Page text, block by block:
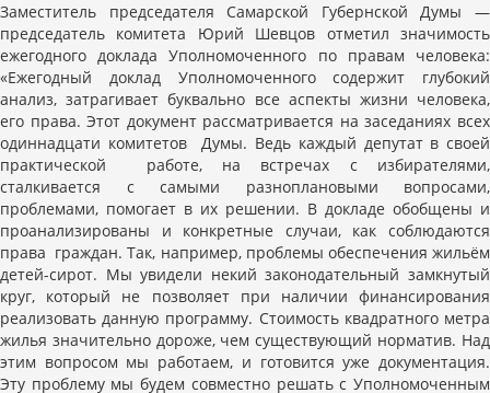
Заместитель председателя Самарской Губернской Думы —
председатель комитета Юрий Шевцов отметил значимость
ежегодного доклада Уполномоченного по правам человека:
«Ежегодный доклад Уполномоченного содержит глубокий
анализ, затрагивает буквально все аспекты жизни человека,
его права. Этот документ рассматривается на заседаниях всех
одиннадцати комитетов Думы. Ведь каждый депутат в своей
практической работе, на встречах с избирателями,
сталкивается с самыми разноплановыми вопросами,
проблемами, помогает в их решении. В докладе обобщены и
проанализированы и конкретные случаи, как соблюдаются
права граждан. Так, например, проблемы обеспечения жильём
детей-сирот. Мы увидели некий законодательный замкнутый
круг, который не позволяет при наличии финансирования
реализовать данную программу. Стоимость квадратного метра
жилья значительно дороже, чем существующий норматив. Над
этим вопросом мы работаем, и готовится уже документация.
Эту проблему мы будем совместно решать с Уполномоченным